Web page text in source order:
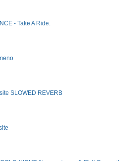
- Take A Ride.
SLOWED REVERB